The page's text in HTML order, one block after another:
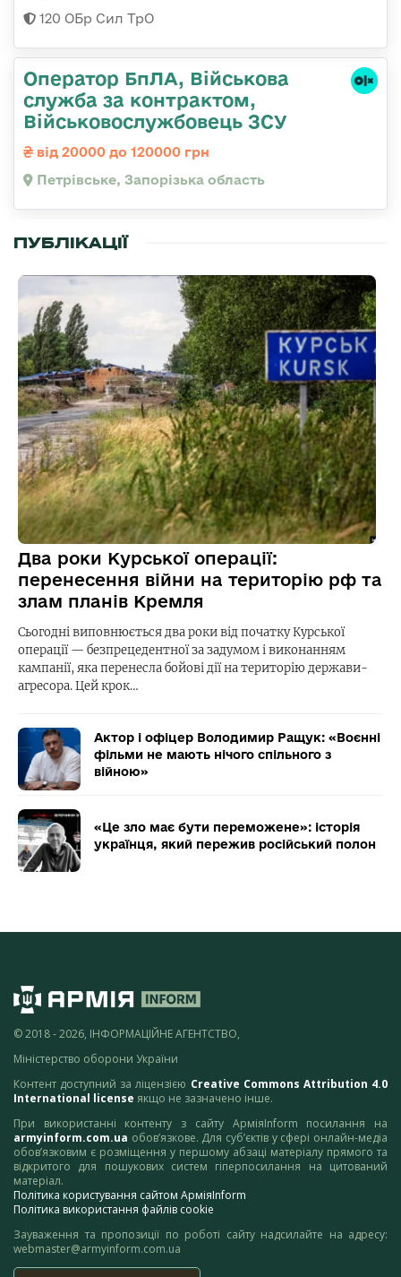
120 ОБр Сил ТрО
Оператор БпЛА, Військова
служба за контрактом,
Військовослужбовець ЗСУ
від 20000 до 120000 грн
Петрівське, Запорізька область
ПУБЛІКАЦІЇ
Два роки Курської операції:
перенесення війни на територію рф та
злам планів Кремля
Сьогодні виповнюється два роки від початку Курської
операції — безпрецедентної за задумом і виконанням
кампанії, яка перенесла бойові дії на територію держави-
агресора. Цей крок…
Актор і офіцер Володимир Ращук: «Воєнні
фільми не мають нічого спільного з
війною»
«Це зло має бути переможене»: історія
українця, який пережив російський полон
© 2018 - 2026, ІНФОРМАЦІЙНЕ АГЕНТСТВО,
Міністерство оборони України
Контент доступний за ліцензією Creative Commons Attribution 4.0
International license якщо не зазначено інше.
При використанні контенту з сайту АрміяInform посилання на
armyinform.com.ua обов’язкове. Для суб’єктів у сфері онлайн-медіа
обов’язковим є розміщення у першому абзаці матеріалу прямого та
відкритого для пошукових систем гіперпосилання на цитований
матеріал.
Політика користування сайтом АрміяInform
Політика використання файлів cookie
Зауваження та пропозиції по роботі сайту надсилайте на адресу:
webmaster@armyinform.com.ua